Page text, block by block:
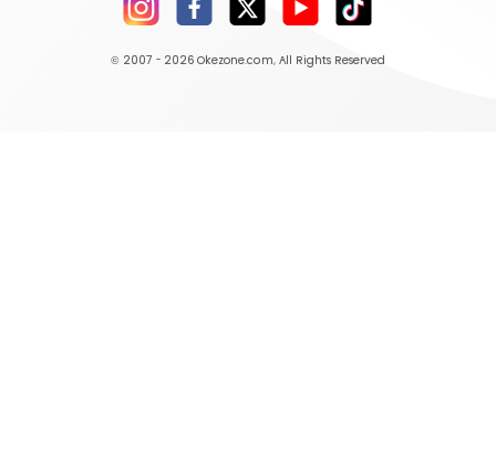
© 2007 - 2026 Okezone.com, All Rights Reserved